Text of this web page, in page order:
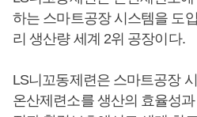
하는 스마트공장 시스템을 도
리 생산량 세계 2위 공장이다.
LS니꼬동제련은 스마트공장 시
온산제련소를 생산의 효율성